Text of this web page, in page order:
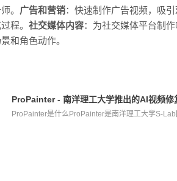
。 广告和营销：快速制作广告视频，吸
程。 社交媒体内容：为社交媒体平台制
和角色动作。
ProPainter - 南洋理工大学推出的AI视频修
ProPainter是什么ProPainter是南洋理工大学S-